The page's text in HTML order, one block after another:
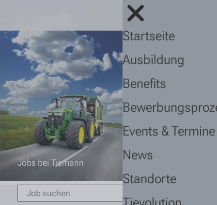
Startseite
Ausbildung
Benefits
Events & Termine
News
Standorte
Jobs bei Tiemann